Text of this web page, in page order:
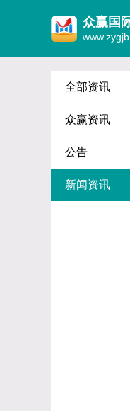
众赢国
全部资讯
众赢资讯
公告
新闻资讯